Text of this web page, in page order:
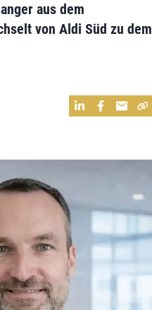
aus dem
von Aldi Süd zu dem